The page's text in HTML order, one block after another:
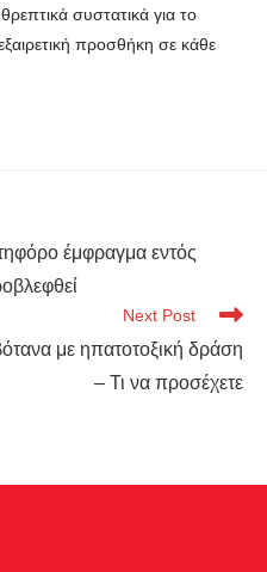
συστατικά για το
προσθήκη σε κάθε
έμφραγμα εντός
Next Post
με ηπατοτοξική δράση
– Τι να προσέχετε